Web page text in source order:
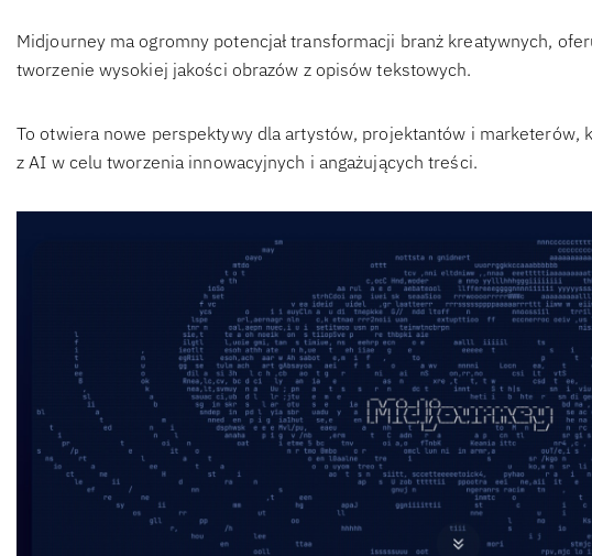
Midjourney ma ogromny potencjał transformacji branż kreatywnych,
tworzenie wysokiej jakości obrazów z opisów tekstowych.
To otwiera nowe perspektywy dla artystów, projektantów i marketerów,
z AI w celu tworzenia innowacyjnych i angażujących treści.